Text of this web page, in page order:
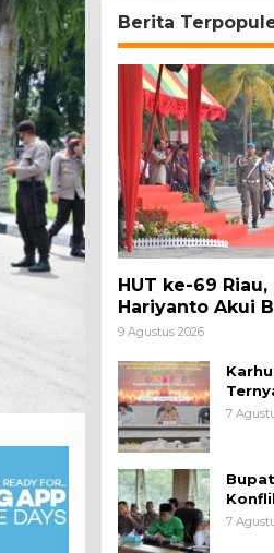
Berita
HUT ke-69
Hariyanto Akui
Warga Belum
9 Agustus 2026
7
Arara
7